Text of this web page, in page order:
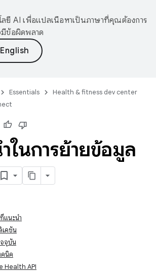
ยี AI เพื่อแปลเนื้อหาเป็นภาษาที่คุณต้องการ
มีข้อผิดพลาด
Essentials
Health & fitness dev center
ในการย้ายข้อมูล
แนะนำ
เคชัน
จจุบัน
คนิค
Health API